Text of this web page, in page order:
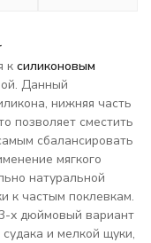
к силиконовым
Данный
нижняя часть
позволяет сместить
сбалансировать
мягкого
натуральной
к частым поклевкам.
х дюймовый вариант
и мелкой щуки,